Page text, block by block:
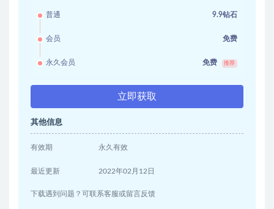
普通 9.9钻石
会员 免费
永久会员 免费 推荐
立即获取
其他信息
有效期 永久有效
最近更新 2022年02月12日
下载遇到问题？可联系客服或留言反馈